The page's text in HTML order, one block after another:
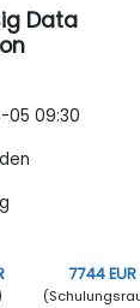
Data
05 09:30
7744 EUR